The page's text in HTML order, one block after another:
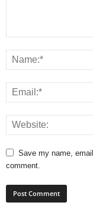
Save my name,
comment.